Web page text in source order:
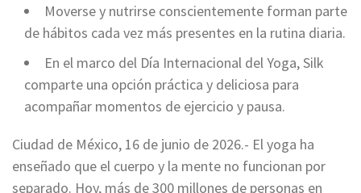
Moverse y nutrirse conscientemente forman parte
de hábitos cada vez más presentes en la rutina diaria.
En el marco del Día Internacional del Yoga, Silk
comparte una opción práctica y deliciosa para
acompañar momentos de ejercicio y pausa.
Ciudad de México, 16 de junio de 2026.- El yoga ha
enseñado que el cuerpo y la mente no funcionan por
separado. Hoy, más de 300 millones de personas en